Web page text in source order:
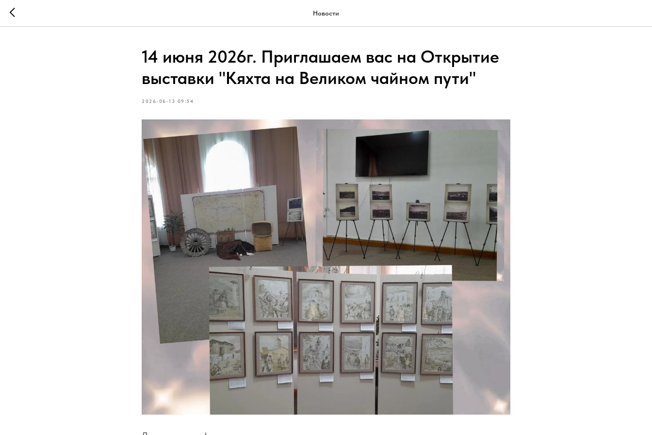
Новости
14 июня 2026г. Приглашаем вас на Открытие
выставки "Кяхта на Великом чайном пути"
2026-06-13 09:54